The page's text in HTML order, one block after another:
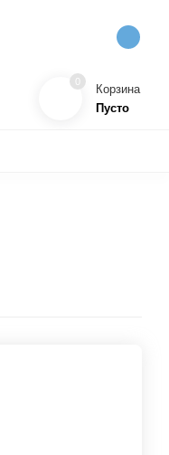
0
Корзина
Пусто